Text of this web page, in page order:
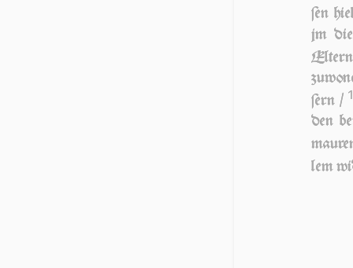
ſen
jm
ſern /
den
lem